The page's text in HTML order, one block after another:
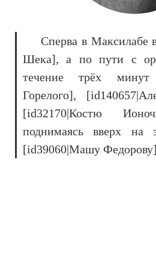
Сперва в Максилабе
Шека], а по пути с
течение трёх минут
Горелого],
[id32170|Костю
поднимаясь вверх на
[id39060|Машу